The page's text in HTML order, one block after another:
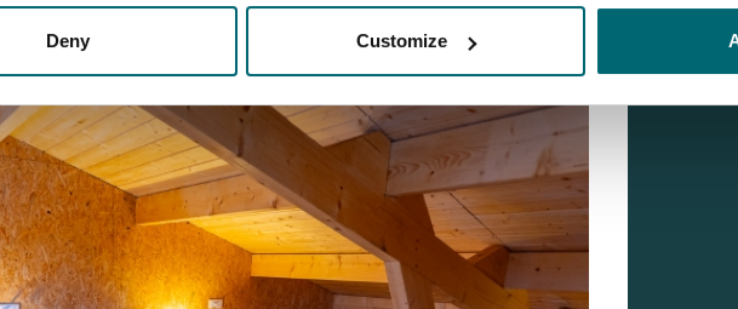
Deny Customize